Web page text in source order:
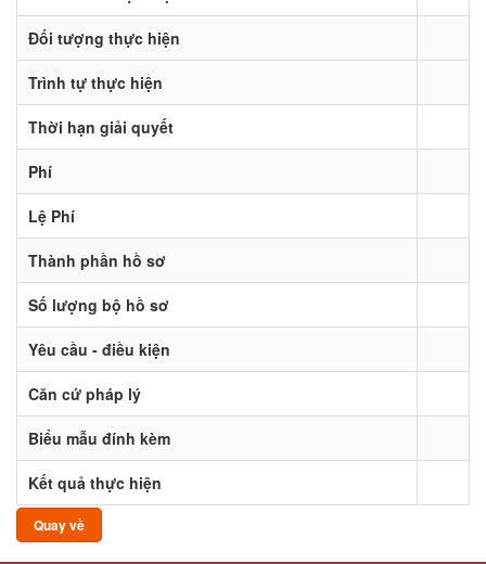
Đối tượng thực hiện
Trình tự thực hiện
Thời hạn giải quyết
Phí
Lệ Phí
Thành phần hồ sơ
Số lượng bộ hồ sơ
Yêu cầu - điều kiện
Căn cứ pháp lý
Biểu mẫu đính kèm
Kết quả thực hiện
Quay về